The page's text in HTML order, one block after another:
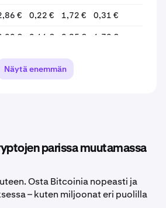
€ 0,22 € 1,72 € 0,31 €
€ 0,11 € 0,35 € 1,72 €
Näytä enemmän
parissa muutamassa
Osta Bitcoinia nopeasti ja
– kuten miljoonat eri puolilla